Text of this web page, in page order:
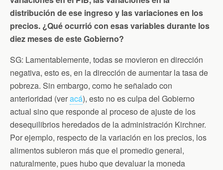
l
y
distribución de ese ingreso y las variaciones en los
precios. ¿Qué ocurrió con esas variables durante los
diez meses de este Gobierno?
SG: Lamentablemente, todas se movieron en dirección
negativa, esto es, en la dirección de aumentar la tasa de
pobreza. Sin embargo, como he señalado con
anterioridad (veracá), esto no es culpa del Gobierno
actual sino que responde al proceso de ajuste de los
desequilibrios heredados de la administración Kirchner.
Por ejemplo, respecto de la variación en los precios, los
alimentos subieron más que el promedio general,
naturalmente, pues hubo que devaluar la moneda